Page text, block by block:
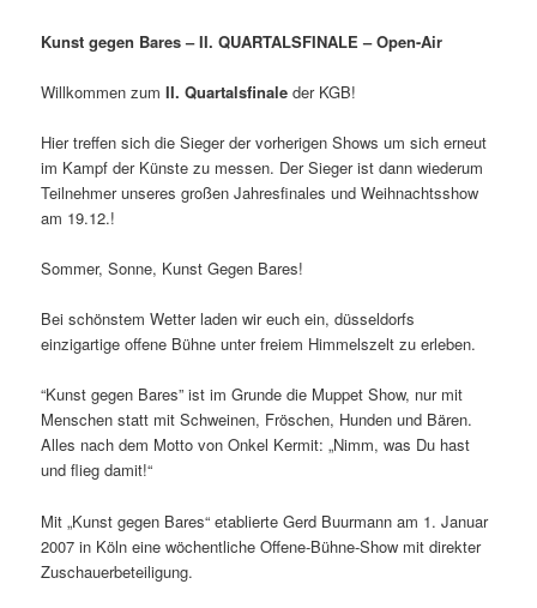
Kunst gegen Bares – II. QUARTALSFINALE – Open-Air
Willkommen zumII. Quartalsfinale der KGB!
Hier treffen sich die Sieger der vorherigen Shows um sich erneut
im Kampf der Künste zu messen. Der Sieger ist dann wiederum
Teilnehmer unseres großen Jahresfinales und Weihnachtsshow
am 19.12.!
Sommer, Sonne, Kunst Gegen Bares!
Bei schönstem Wetter laden wir euch ein, düsseldorfs
einzigartige offene Bühne unter freiem Himmelszelt zu erleben.
“Kunst gegen Bares” ist im Grunde die Muppet Show, nur mit
Menschen statt mit Schweinen, Fröschen, Hunden und Bären.
Alles nach dem Motto von Onkel Kermit: „Nimm, was Du hast
und flieg damit!“
Mit „Kunst gegen Bares“ etablierte Gerd Buurmann am 1. Januar
2007 in Köln eine wöchentliche Offene-Bühne-Show mit direkter
Zuschauerbeteiligung.